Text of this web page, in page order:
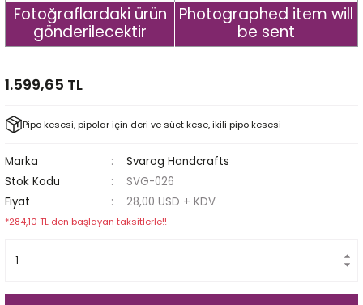
Egg
E Grade
Fotoğraflardaki ürün
gönderilecektir
Photographed item will
be sent
1.599,65 TL
Pipo kesesi, pipolar için deri ve süet kese, ikili pipo kesesi
Marka
Svarog Handcrafts
Stok Kodu
SVG-026
Fiyat
28,00 USD + KDV
*284,10 TL den başlayan taksitlerle!!